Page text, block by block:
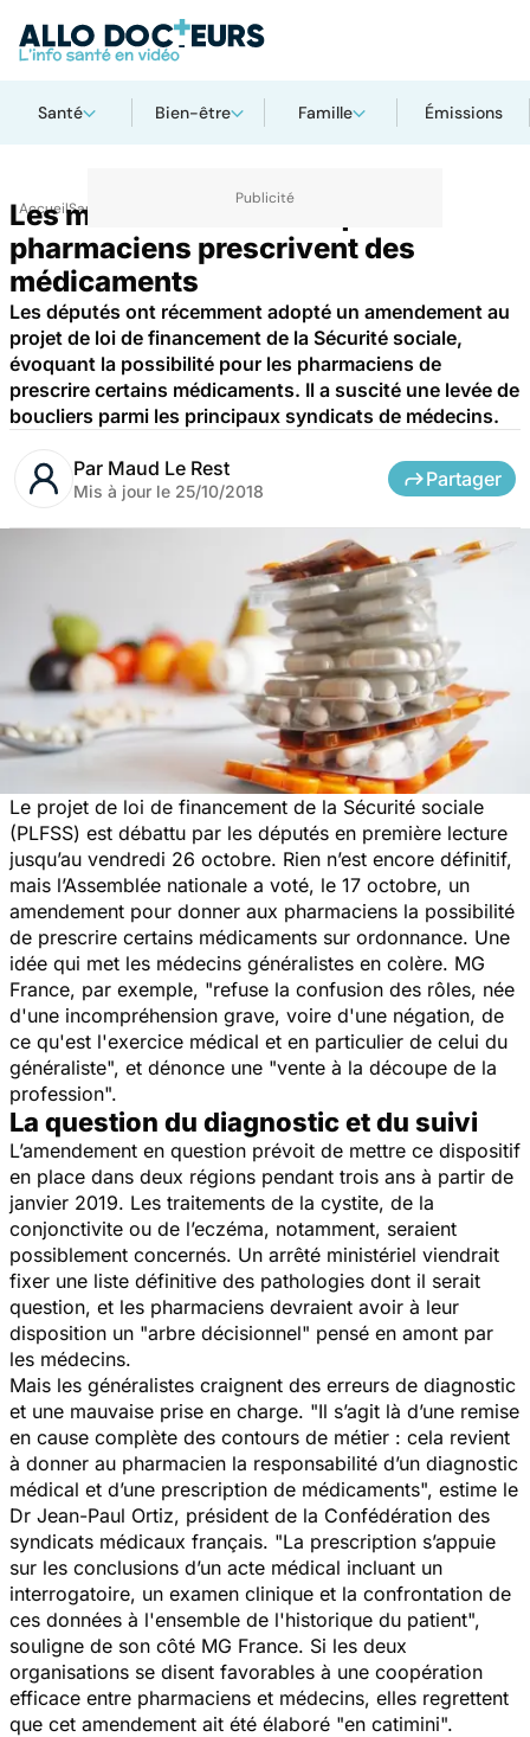
Santé Bien-être Famille Émissions
AccueilSanté
Les médecins refusent que les
pharmaciens prescrivent des
médicaments
Les députés ont récemment adopté un amendement au
projet de loi de financement de la Sécurité sociale,
évoquant la possibilité pour les pharmaciens de
prescrire certains médicaments. Il a suscité une levée de
boucliers parmi les principaux syndicats de médecins.
Par Maud Le Rest
Mis à jour le 25/10/2018
Partager
Le projet de loi de financement de la Sécurité sociale
(PLFSS) est débattu par les députés en première lecture
jusqu’au vendredi 26 octobre. Rien n’est encore définitif,
mais l’Assemblée nationale a voté, le 17 octobre, un
amendement pour donner aux pharmaciens la possibilité
de prescrire certains médicaments sur ordonnance. Une
idée qui met les médecins généralistes en colère. MG
France, par exemple, "refuse la confusion des rôles, née
d'une incompréhension grave, voire d'une négation, de
ce qu'est l'exercice médical et en particulier de celui du
généraliste", et dénonce une "vente à la découpe de la
profession".
La question du diagnostic et du suivi
L’amendement en question prévoit de mettre ce dispositif
en place dans deux régions pendant trois ans à partir de
janvier 2019. Les traitements de la cystite, de la
conjonctivite ou de l’eczéma, notamment, seraient
possiblement concernés. Un arrêté ministériel viendrait
fixer une liste définitive des pathologies dont il serait
question, et les pharmaciens devraient avoir à leur
disposition un "arbre décisionnel" pensé en amont par
les médecins.
Mais les généralistes craignent des erreurs de diagnostic
et une mauvaise prise en charge. "Il s’agit là d’une remise
en cause complète des contours de métier : cela revient
à donner au pharmacien la responsabilité d’un diagnostic
médical et d’une prescription de médicaments", estime le
Dr Jean-Paul Ortiz, président de la Confédération des
syndicats médicaux français. "La prescription s’appuie
sur les conclusions d’un acte médical incluant un
interrogatoire, un examen clinique et la confrontation de
ces données à l'ensemble de l'historique du patient",
souligne de son côté MG France. Si les deux
organisations se disent favorables à une coopération
efficace entre pharmaciens et médecins, elles regrettent
que cet amendement ait été élaboré "en catimini".